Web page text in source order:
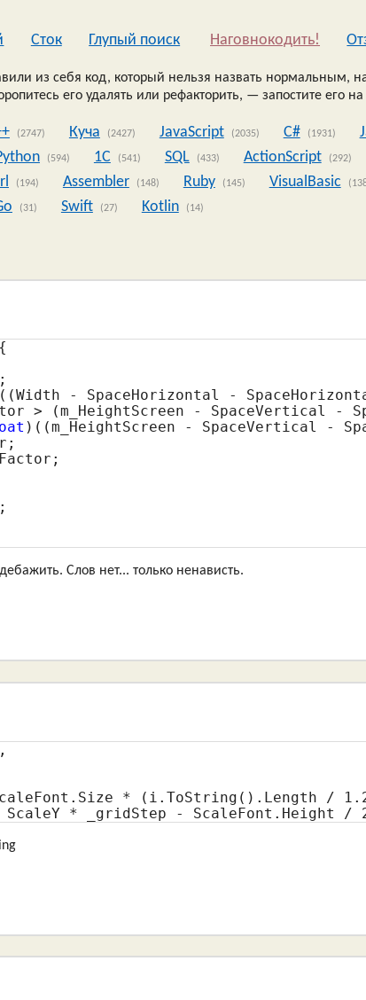
Сток Глупый поиск Наговнокодить!
из себя код, который нельзя назвать нормальным,
его удалять или рефакторить, — запостите его
(2747) Куча (2427) JavaScript (2035) C# (1931)
(594) 1C (541) SQL (433) ActionScript (292)
(194) Assembler (148) Ruby (145) VisualBasic
(31) Swift (27) Kotlin (14)
;
- SpaceHorizontal -
> (m_HeightScreen - SpaceVertical -
)((m_HeightScreen - SpaceVertical -
;
Слов нет... только ненависть.
* (i.ToString().Length /
* _gridStep - ScaleFont.Height /